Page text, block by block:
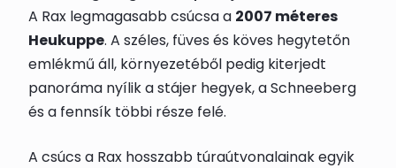
A Rax legmagasabb csúcsa a 2007 méteres
Heukuppe. A széles, füves és köves hegytetőn
emlékmű áll, környezetéből pedig kiterjedt
panoráma nyílik a stájer hegyek, a Schneeberg
és a fennsík többi része felé.
A csúcs a Rax hosszabb túraútvonalainak egyik